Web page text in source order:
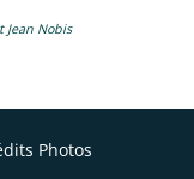
Jean Nobis
Photos